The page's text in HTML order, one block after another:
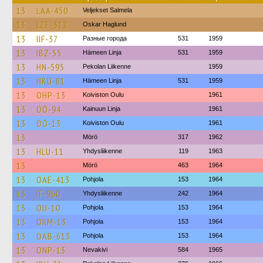
13 LAA-450 Veljekset Salmela
13 LZE-312 Oskar Haglund
13 IIF-37 Разные города 531 1959
13 IBZ-55 Hämeen Linja 531 1959
13 HN-595 Pekolan Liikenne 1959
13 HKU-81 Hämeen Linja 531 1959
13 OHP-13 Koiviston Oulu 1961
13 OÖ-94 Kainuun Linja 1961
13 OÖ-13 Koiviston Oulu 1961
13 Mörö 317 1962
13 HLU-11 Yhdysliikenne 119 1963
13 Mörö 463 1964
13 OAE-413 Pohjola 153 1964
13 IF-960 Yhdysliikenne 242 1964
13 OIJ-10 Pohjola 153 1964
13 ORM-13 Pohjola 153 1964
13 OAB-613 Pohjola 153 1964
13 ONP-13 Nevakivi 584 1965